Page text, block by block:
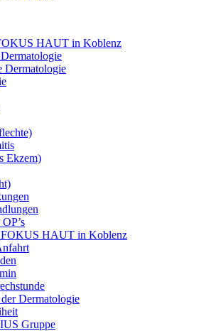
HAUT in Koblenz
Dermatologie
Ekzem)
HAUT in Koblenz
Dermatologie
Gruppe